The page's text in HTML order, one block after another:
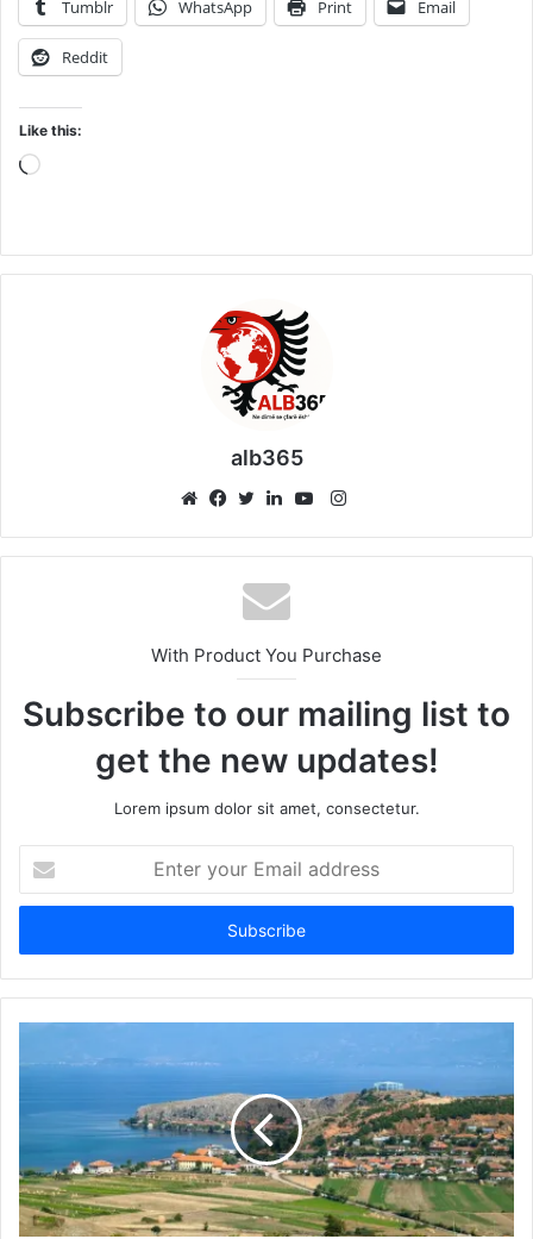
Tumblr WhatsApp Print Email
Reddit
Like this:
Loading…
alb365
Instagram
With Product You Purchase
Subscribe to our mailing list to
get the new updates!
Lorem ipsum dolor sit amet, consectetur.
your
Email